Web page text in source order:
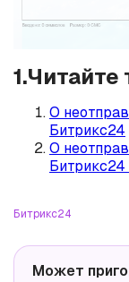
О
Битрикс24
О
Битрикс24
Может